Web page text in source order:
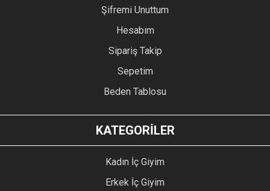
Şifremi Unuttum
Hesabım
Sipariş Takip
Sepetim
Beden Tablosu
KATEGORİLER
Kadın İç Giyim
Erkek İç Giyim